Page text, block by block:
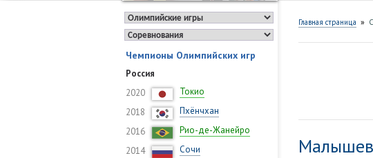
Чемпионы Олимпийских игр
Россия
2020
Токио
2018
Пхёнчхан
2016
Рио-де-Жанейро
2014
Сочи
Главная страница »
Малышев